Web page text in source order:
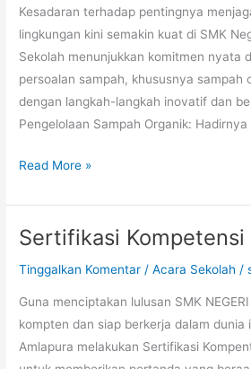
Kesadaran terhadap pentingnya
lingkungan kini semakin kuat di SMK
Sekolah menunjukkan komitmen nyata
persoalan sampah, khususnya sampah
dengan langkah-langkah inovatif dan
Pengelolaan Sampah Organik:
Read More »
Sertifikasi Kompetensi
Tinggalkan Komentar /Acara Sekolah /
Guna menciptakan lulusan SMK
kompten dan siap berkerja dalam dunia
Amlapura melakukan Sertifikasi
Sertifikasi